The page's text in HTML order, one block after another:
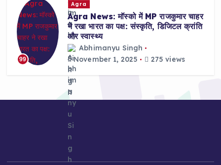
99
Agra
Agra News: मॉस्को में MP राजकुमार चाहर
ने रखा भारत का पक्ष: संस्कृति, डिजिटल क्रांति
और स्वास्थ्य
Abhimanyu Singh
November 1, 2025
275 views